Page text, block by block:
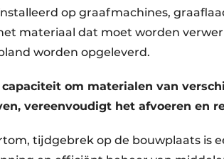
op graafmachines,
materiaal dat moet worden
worden opgeleverd.
capaciteit om materialen van
vereenvoudigt het afvoeren en
tijdgebrek op de bouwplaats is